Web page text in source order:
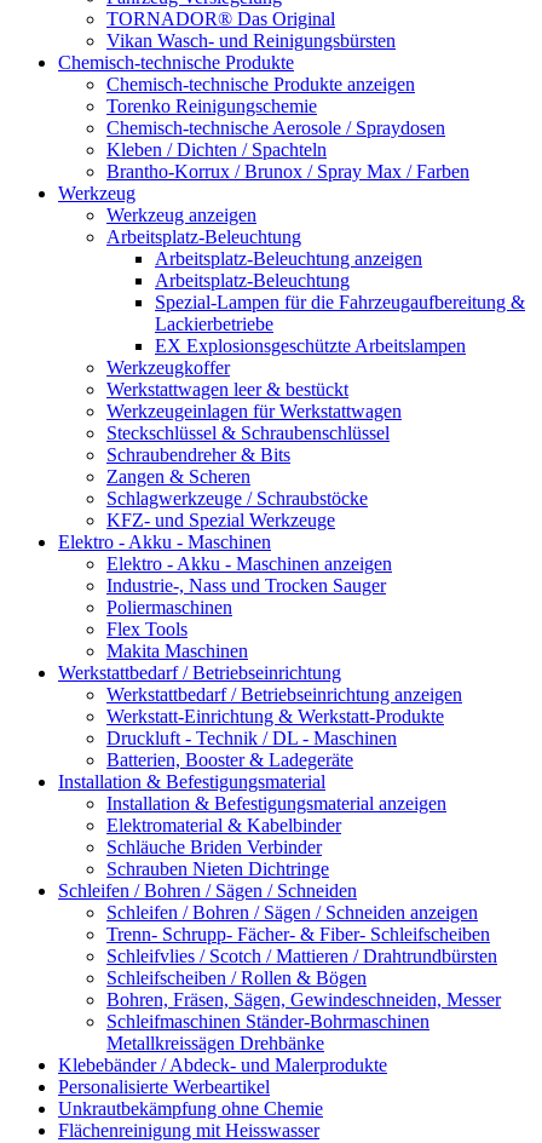
TORNADOR® Das Original
Vikan Wasch- und Reinigungsbürsten
Chemisch-technische Produkte
Chemisch-technische Produkte anzeigen
Torenko Reinigungschemie
Chemisch-technische Aerosole / Spraydosen
Kleben / Dichten / Spachteln
Brantho-Korrux / Brunox / Spray Max / Farben
Werkzeug
Werkzeug anzeigen
Arbeitsplatz-Beleuchtung
Arbeitsplatz-Beleuchtung anzeigen
Arbeitsplatz-Beleuchtung
Spezial-Lampen für die Fahrzeugaufbereitung &
Lackierbetriebe
EX Explosionsgeschützte Arbeitslampen
Werkzeugkoffer
Werkstattwagen leer & bestückt
Werkzeugeinlagen für Werkstattwagen
Steckschlüssel & Schraubenschlüssel
Schraubendreher & Bits
Zangen & Scheren
Schlagwerkzeuge / Schraubstöcke
KFZ- und Spezial Werkzeuge
Elektro - Akku - Maschinen
Elektro - Akku - Maschinen anzeigen
Industrie-, Nass und Trocken Sauger
Poliermaschinen
Flex Tools
Makita Maschinen
Werkstattbedarf / Betriebseinrichtung
Werkstattbedarf / Betriebseinrichtung anzeigen
Werkstatt-Einrichtung & Werkstatt-Produkte
Druckluft - Technik / DL - Maschinen
Batterien, Booster & Ladegeräte
Installation & Befestigungsmaterial
Installation & Befestigungsmaterial anzeigen
Elektromaterial & Kabelbinder
Schläuche Briden Verbinder
Schrauben Nieten Dichtringe
Schleifen / Bohren / Sägen / Schneiden
Schleifen / Bohren / Sägen / Schneiden anzeigen
Trenn- Schrupp- Fächer- & Fiber- Schleifscheiben
Schleifvlies / Scotch / Mattieren / Drahtrundbürsten
Schleifscheiben / Rollen & Bögen
Bohren, Fräsen, Sägen, Gewindeschneiden, Messer
Schleifmaschinen Ständer-Bohrmaschinen
Metallkreissägen Drehbänke
Klebebänder / Abdeck- und Malerprodukte
Personalisierte Werbeartikel
Unkrautbekämpfung ohne Chemie
Flächenreinigung mit Heisswasser